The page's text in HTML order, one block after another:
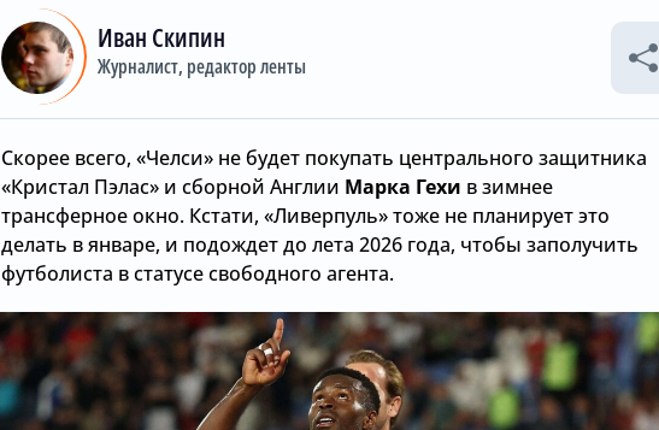
Иван Скипин
Журналист, редактор ленты
Скорее всего, «Челси» не будет покупать центрального защитника
«Кристал Пэлас» и сборной Англии Марка Гехи в зимнее
трансферное окно. Кстати, «Ливерпуль» тоже не планирует это
делать в январе, и подождет до лета 2026 года, чтобы заполучить
футболиста в статусе свободного агента.